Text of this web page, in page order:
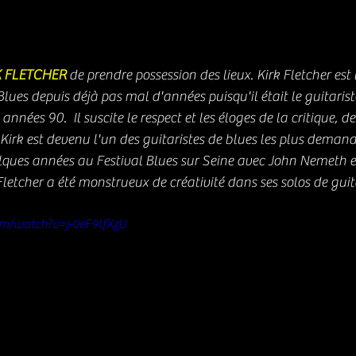
FLETCHER de prendre possession des lieux. Kirk Fletcher
depuis déjà pas mal d'années puisqu'il était le
90.  Il suscite le respect et les éloges de la critique,
est devenu l'un des guitaristes de blues les plus
années au Festival Blues sur Seine avec John
a été monstrueux de créativité dans ses solos de
watch?v=j-0eF9lfXzU